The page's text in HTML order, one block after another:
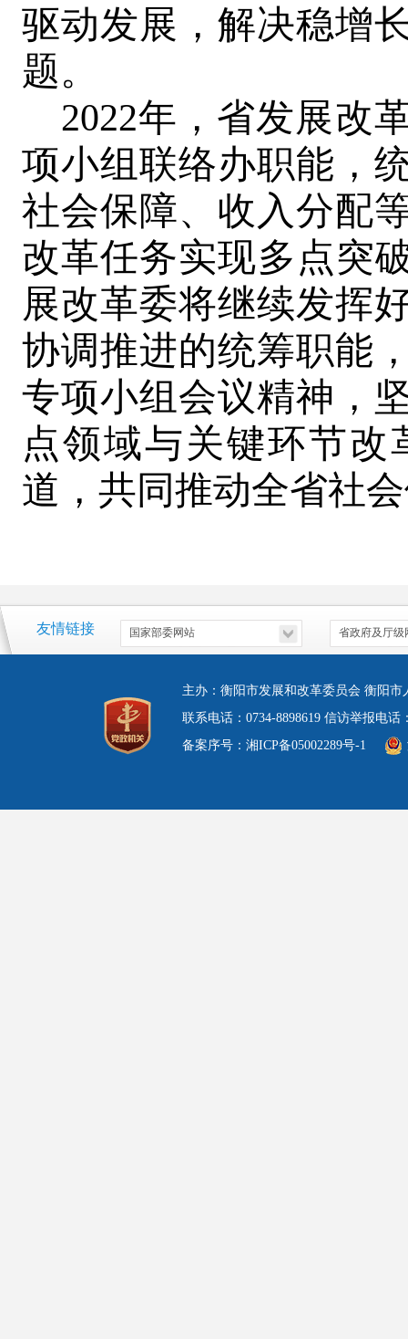
驱动发展，解决稳增
题。
2022年，省发展改
项小组联络办职能，
社会保障、收入分配
改革任务实现多点突
展改革委将继续发挥
协调推进的统筹职能
专项小组会议精神，
点领域与关键环节
道，共同推动全省社
友情链接
主办：衡阳市发展和改革委员会 衡阳
联系电话：0734-8898619 信访举报电
备案序号：湘ICP备05002289号-1